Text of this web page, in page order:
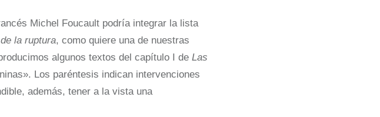
Michel Foucault podría integrar la lista
de la ruptura, como quiere una de nuestras
algunos textos del capítulo I deLas
Los paréntesis indican intervenciones
además, tener a la vista una